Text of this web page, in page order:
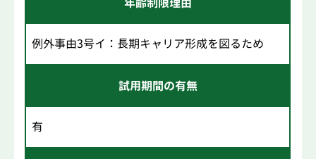
例外事由3号イ：長期キャリア形成を図るため
試用期間の有無
有